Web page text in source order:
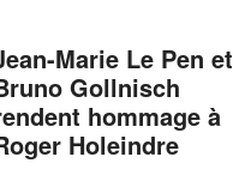
Marie Le Pen et
Gollnisch
hommage à
Holeindre